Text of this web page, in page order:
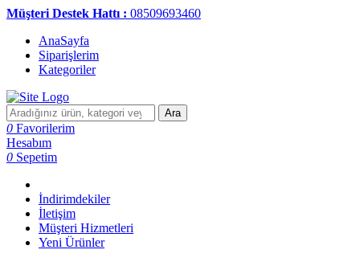
Müşteri Destek Hattı : 08509693460
AnaSayfa
Siparişlerim
Kategoriler
Ara
0 Favorilerim
Hesabım
0 Sepetim
İndirimdekiler
İletişim
Müşteri Hizmetleri
Yeni Ürünler